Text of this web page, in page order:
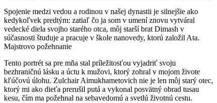
Spojenie medzi vedou a rodinou v našej dynastii je silnejšie ako
kedykoľvek predtým: zatiaľ čo ja som v umení znovu vytváral
vedecké diela svojho starého otca, môj starší brat Dimash v
súčasnosti študuje a pracuje v škole nanovedy, ktorú založil Ata.
Majstrovo požehnanie
Tento portrét sa pre mňa stal príležitosťou vyjadriť svoju
bezhraničnú lásku a úctu k mužovi, ktorý zohral v mojom živote
kľúčovú úlohu. Zulchair Aimukhametovich nie je len môj starý otec,
ktorý mi ako dieťa prerušil putá a vykonal posvätný obrad tusau
kesu, čím ma požehnal na sebavedomú a svetlú životnú cestu.